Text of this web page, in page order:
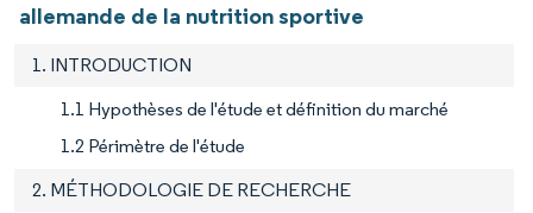
allemande de la nutrition sportive
1. INTRODUCTION
1.1 Hypothèses de l'étude et définition du marché
1.2 Périmètre de l'étude
2. MÉTHODOLOGIE DE RECHERCHE